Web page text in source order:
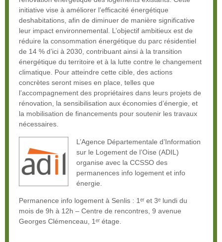
initiative vise à améliorer l’efficacité énergétique
deshabitations, afin de diminuer de manière significative
leur impact environnemental. L’objectif ambitieux est de
réduire la consommation énergétique du parc résidentiel
de 14 % d’ici à 2030, contribuant ainsi à la transition
énergétique du territoire et à la lutte contre le changement
climatique. Pour atteindre cette cible, des actions
concrètes seront mises en place, telles que
l’accompagnement des propriétaires dans leurs projets de
rénovation, la sensibilisation aux économies d’énergie, et
la mobilisation de financements pour soutenir les travaux
nécessaires.
L’Agence Départementale d’Information
sur le Logement de l’Oise (ADIL)
organise avec la CCSSO des
permanences info logement et info
énergie.
Permanence info logement à Senlis : 1ᵉʳ et 3ᵉ lundi du
mois de 9h à 12h – Centre de rencontres, 9 avenue
Georges Clémenceau, 1ᵉʳ étage.